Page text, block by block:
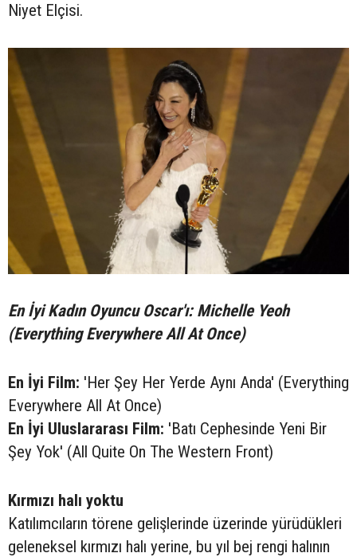
Niyet Elçisi.
En İyi Kadın Oyuncu Oscar'ı: Michelle Yeoh
(Everything Everywhere All At Once)
En İyi Film: 'Her Şey Her Yerde Aynı Anda' (Everything
Everywhere All At Once)
En İyi Uluslararası Film: 'Batı Cephesinde Yeni Bir
Şey Yok' (All Quite On The Western Front)
Kırmızı halı yoktu
Katılımcıların törene gelişlerinde üzerinde yürüdükleri
geleneksel kırmızı halı yerine, bu yıl bej rengi halının